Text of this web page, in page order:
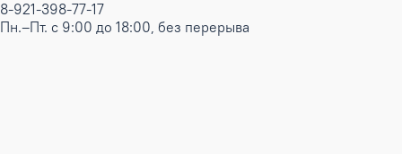
8-921-398-77-17
Пн.–Пт. с 9:00 до 18:00, без перерыва